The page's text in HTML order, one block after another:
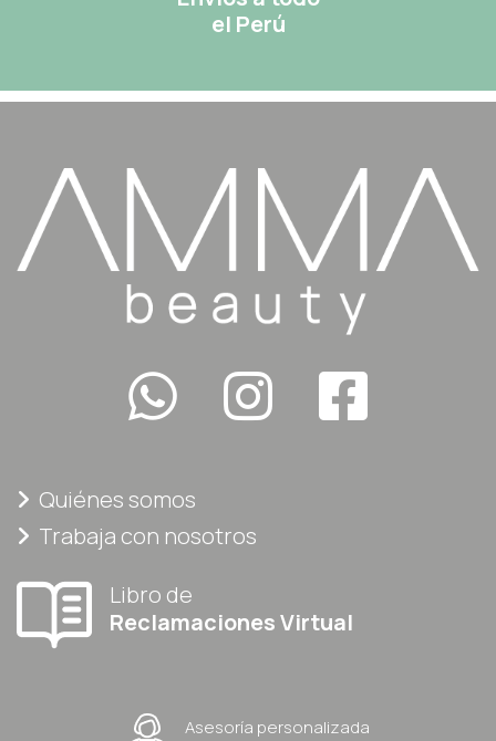
el Perú
Quiénes somos
Trabaja con nosotros
Libro de
Reclamaciones Virtual
Asesoría personalizada